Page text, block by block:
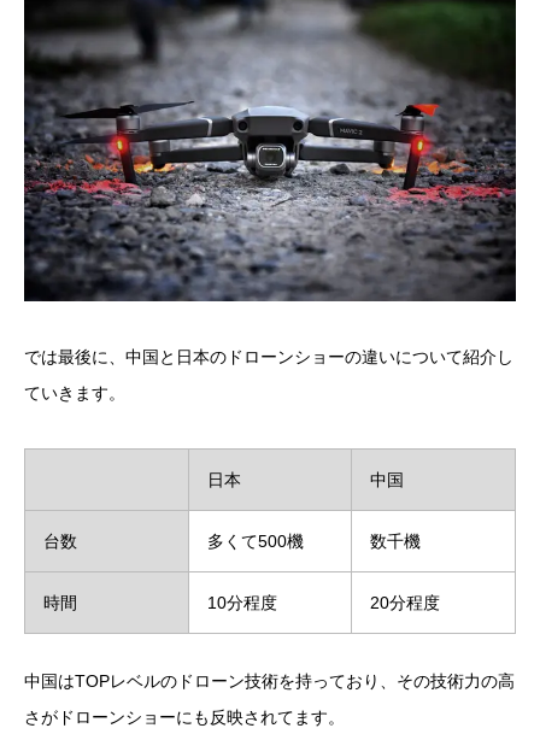
では最後に、中国と日本のドローンショーの違いについて紹介し
ていきます。
日本 中国
台数 多くて500機 数千機
時間 10分程度 20分程度
中国はTOPレベルのドローン技術を持っており、その技術力の高
さがドローンショーにも反映されてます。